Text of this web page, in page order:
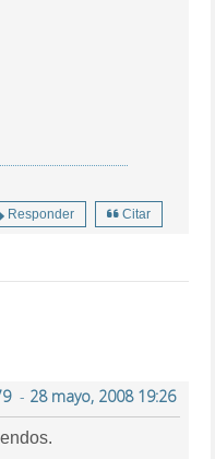
Responder Citar
- 28 mayo, 2008 19:26